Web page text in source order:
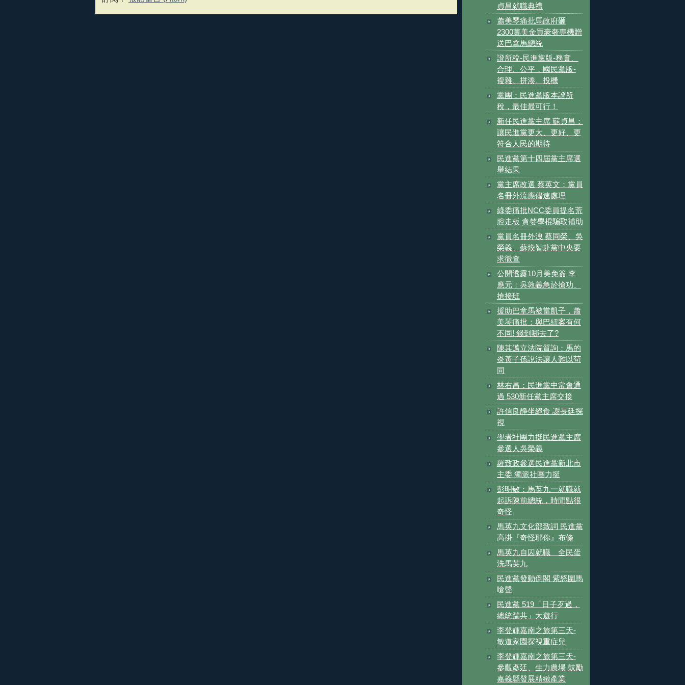
貞昌就職典禮
蕭美琴痛批馬政府砸
2300萬美金買豪奢專機贈
送巴拿馬總統
證所稅-民進黨版-務實、
合理、公平，國民黨版-
複雜、拼湊、投機
黨團：民進黨版本證所
稅，最佳最可行！
新任民進黨主席 蘇貞昌：
讓民進黨更大、更好、更
符合人民的期待
民進黨第十四屆黨主席選
舉結果
黨主席改選 蔡英文：黨員
名冊外流應儘速處理
綠委痛批NCC委員提名荒
腔走板 貪婪學棍騙取補助
黨員名冊外洩 蔡同榮、吳
榮義、蘇煥智赴黨中央要
求徹查
公開透露10月美免簽 李
應元：吳敦義急於搶功、
搶接班
援助巴拿馬被當凱子，蕭
美琴痛批：與巴紐案有何
不同! 錢到哪去了?
陳其邁立法院質詢：馬的
炎黃子孫說法讓人難以茍
同
林右昌：民進黨中常會通
過 530新任黨主席交接
許信良靜坐絕食 謝長廷探
視
學者社團力挺民進黨主席
參選人吳榮義
羅致政參選民進黨新北市
主委 獨派社團力挺
彭明敏：馬英九一就職就
起訴陳前總統，時間點很
奇怪
馬英九文化部致詞 民進黨
高掛『奇怪耶你』布條
馬英九自囚就職 全民蛋
洗馬英九
民進黨發動倒閣 紫怒圍馬
嗆聲
民進黨 519「日子歹過，
總統踹共」大遊行
李登輝嘉南之旅第三天-
敏道家園探視重症兒
李登輝嘉南之旅第三天-
參觀彥廷、生力農場 鼓勵
嘉義縣發展精緻產業